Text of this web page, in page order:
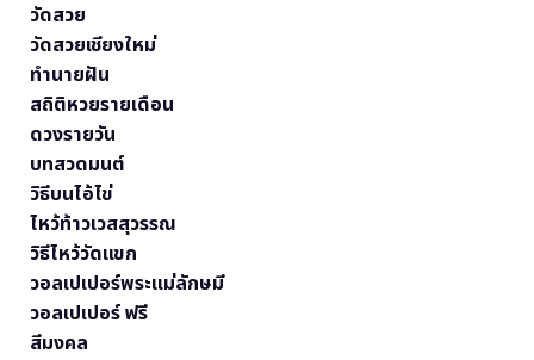
วัดสวย
วัดสวยเชียงใหม่
ทำนายฝัน
สถิติหวยรายเดือน
ดวงรายวัน
บทสวดมนต์
วิธีบนไอ้ไข่
ไหว้ท้าวเวสสุวรรณ
วิธีไหว้วัดแขก
วอลเปเปอร์พระแม่ลักษมี
วอลเปเปอร์ ฟรี
สีมงคล